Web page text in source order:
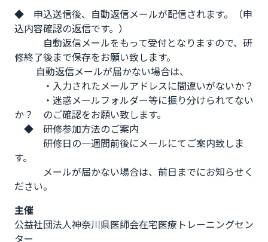
◆　申込送信後、自動返信メールが配信されます。（申
込内容確認の返信です。）
自動返信メールをもって受付となりますので、研
修終了後まで保存をお願い致します。
自動返信メールが届かない場合は、
・入力されたメールアドレスに間違いがないか？
・迷惑メールフォルダー等に振り分けられてない
か？　のご確認をお願い致します。
◆　研修参加方法のご案内
研修日の一週間前後にメールにてご案内致しま
す。
メールが届かない場合は、前日までにお知らせく
ださい。
主催
公益社団法人神奈川県医師会在宅医療トレーニングセン
ター